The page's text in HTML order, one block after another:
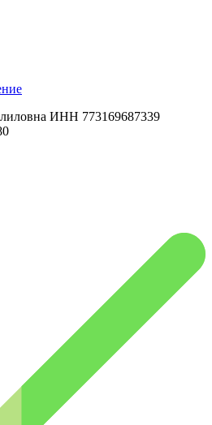
ИНН 773169687339